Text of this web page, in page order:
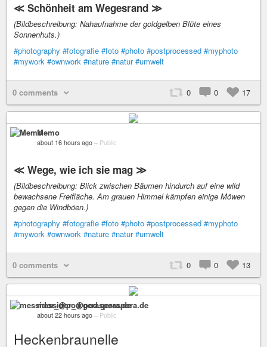
≪ Schönheit am Wegesrand ≫
(Bildbeschreibung: Nahaufnahme der goldgelben Blüte eines
Sonnenhuts.)
#photography #fotografie #foto #photo #postprocessed #myphoto
#mywork #ownwork #nature #natur #umwelt
0 comments 0 0 17
Memo
about 16 hours ago – Public
≪ Wege, wie ich sie mag ≫
(Bildbeschreibung: Blick zwischen Bäumen hindurch auf eine wild
bewachsene Freifläche. Am grauen Himmel kämpfen einige Möwen
gegen die Windböen.)
#photography #fotografie #foto #photo #postprocessed #myphoto
#mywork #ownwork #nature #natur #umwelt
0 comments 0 0 13
messidor_@pod.geraspora.de
about 22 hours ago – Public
Heckenbraunelle